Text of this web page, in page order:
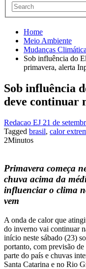
Home
Meio Ambiente
Mudanças
Sob influência do
primavera, alerta
Sob influência
deve continuar
Redacao EJ 21 de
Tagged brasil, calor
2Minutos
Primavera começa
chuva acima da
influenciar o clima
vem
A onda de calor que
do inverno vai continuar
início neste sábado (23)
portanto, com previsão
parte do país e chuvas
Santa Catarina e no Rio